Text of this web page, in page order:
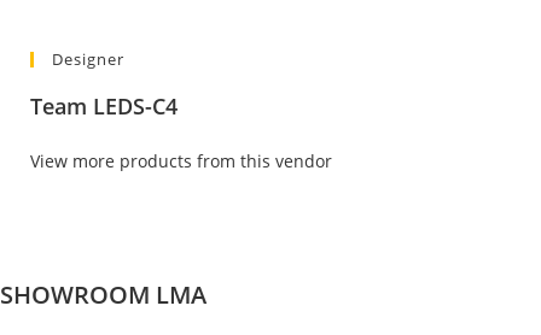
Designer
Team LEDS-C4
View more products from this vendor
SHOWROOM LMA